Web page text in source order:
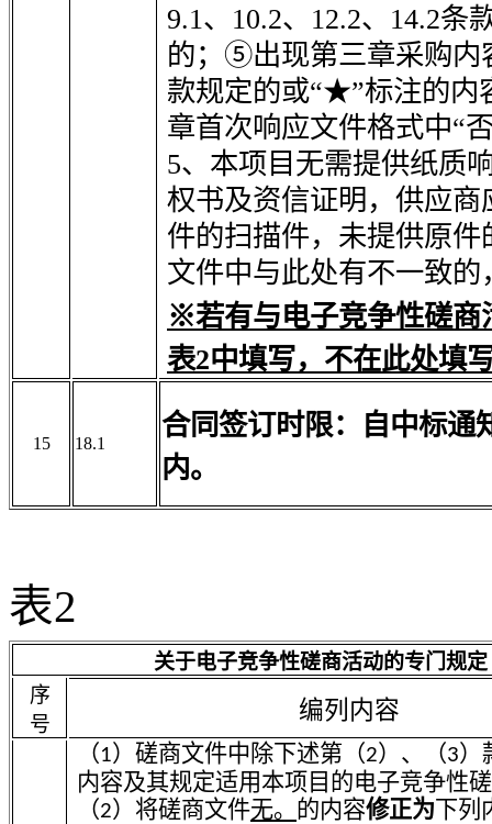
9.1、10.2、12.2、14.2条
的；⑤出现第三章采购内
款规定的或“★”标注的
章首次响应文件格式中“
5、本项目无需提供纸质
权书及资信证明，供应
件的扫描件，未提供原
文件中与此处有不一致的
※若有与电子竞争性磋商
表2中填写，不在此处填
15 18.1
合同签订时限：
自中标通
内。
表2
关于电子竞争性磋商活动的专门规定
序
号
编列内容
（1）磋商文件中除下述第（2）、（3）
内容及其规定适用本项目的电子竞争性
（2）将磋商文件无。 的内容修正为下列